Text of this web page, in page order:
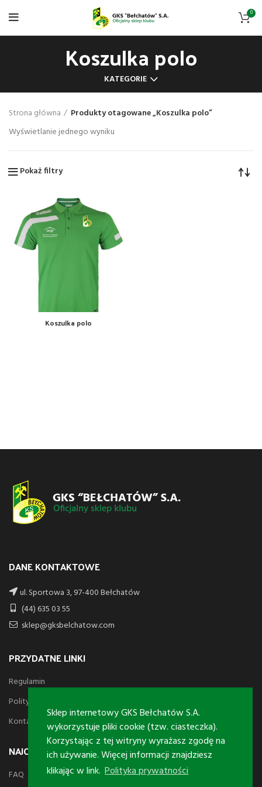
Sklep internetowy GKS Bełchatów S.A.
wykorzystuje pliki cookie (tzw. ciasteczka).
Korzystając z tej witryny wyrażasz zgodę na
ich używanie. Więcej informacji znajdziesz
klikając w link. Polityka prywatności
0
Koszulka polo
KATEGORIE
Strona główna
Produkty otagowane „Koszulka polo”
Wyświetlanie jednego wyniku
Pokaż filtry
Koszulka polo
DANE KONTAKTOWE
ul. Sportowa 3, 97-400 Bełchatów
(44) 635 03 55
sklep@gksbelchatow.com
PRZYDATNE LINKI
Regulamin
Polityka prywatności
Kontakt
NAJCZĘSTSZE PYTANIA
FAQ